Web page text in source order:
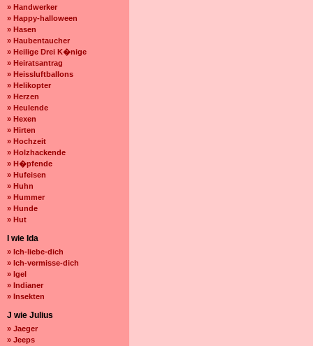
» Handwerker
» Happy-halloween
» Hasen
» Haubentaucher
» Heilige Drei K�nige
» Heiratsantrag
» Heissluftballons
» Helikopter
» Herzen
» Heulende
» Hexen
» Hirten
» Hochzeit
» Holzhackende
» H�pfende
» Hufeisen
» Huhn
» Hummer
» Hunde
» Hut
I wie Ida
» Ich-liebe-dich
» Ich-vermisse-dich
» Igel
» Indianer
» Insekten
J wie Julius
» Jaeger
» Jeeps